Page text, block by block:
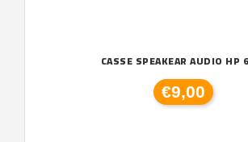
CASSE SPEAKEAR AUDIO HP
€9,00